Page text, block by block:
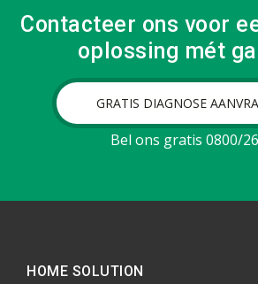
Contacteer ons voor
oplossing mét
GRATIS DIAGNOSE
Bel ons gratis 0800/
HOME SOLUTION